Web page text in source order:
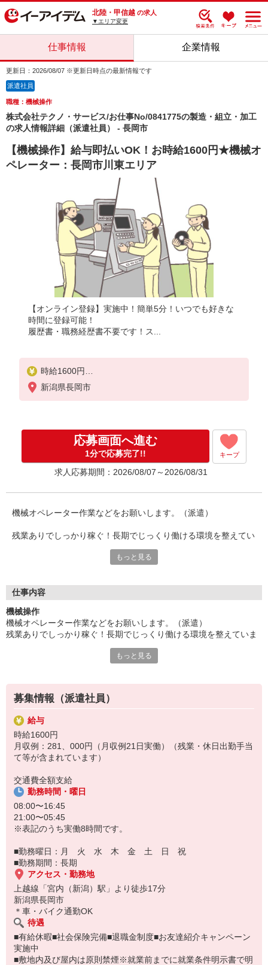
北陸・甲信越 の求人
▼エリア変更
仕事情報 企業情報
更新日：2026/08/07 ※更新日時点の最新情報です
派遣社員
職種：機械操作
株式会社テクノ・サービス/お仕事No/0841775の製造・組立・加工
の求人情報詳細（派遣社員） - 長岡市
【機械操作】給与即払いOK！お時給1600円★機械オ
ペレーター：長岡市川東エリア
【オンライン登録】実施中！簡単5分！いつでも好きな
時間に登録可能！
履歴書・職務経歴書不要です！ス...
時給1600円
月収例：281、000円（月収例21日実働）（残業・休
日出勤手当て等が含まれています）
新潟県長岡市
応募画面へ進む
1分で応募完了!! キープ
求人応募期間：2026/08/07～2026/08/31
機械オペレーター作業などをお願いします。（派遣）
残業ありでしっかり稼ぐ！長期でじっくり働ける環境を整えてい
業務に慣れるまで3ヶ月程度は日勤（お時給1400円）での勤務に
ざいます。詳細はオペレーターまでお問合せください。
『テクノ・サービス』は、派遣業界大手スタッフサービスグルー
プです。
全国にあるお仕事の中から、一人ひとりのスキルや希望条件に応
じたお仕事をご案内します。
安全管理体制も万全ですので安心してご就業いただけます。
登録方法は、【オンライン】【電話】【登録会来場】の3つから
選べます♪
★★履歴書・証明写真は不要！★★
また、ご登録済の方はお仕事の紹介がスムーズです。
ご応募お待ちしています。
もっと見る
仕事内容
機械操作
機械オペレーター作業などをお願いします。（派遣）
残業ありでしっかり稼ぐ！長期でじっくり働ける環境を整えていま
業務に慣れるまで3ヶ月程度は日勤（お時給1400円）での勤務にな
もっと見る
募集情報（派遣社員）
給与
時給1600円
月収例：281、000円（月収例21日実働）（残業・休日出勤手当
て等が含まれています）
交通費全額支給
勤務時間・曜日
08:00〜16:45
21:00〜05:45
※表記のうち実働8時間です。
■勤務曜日：月 火 水 木 金 土 日 祝
■勤務期間：長期
アクセス・勤務地
上越線「宮内（新潟）駅」より徒歩17分
新潟県長岡市
＊車・バイク通勤OK
待遇
■有給休暇■社会保険完備■退職金制度■お友達紹介キャンペーン
実施中
■敷地内及び屋内は原則禁煙※就業前までに就業条件明示書で明